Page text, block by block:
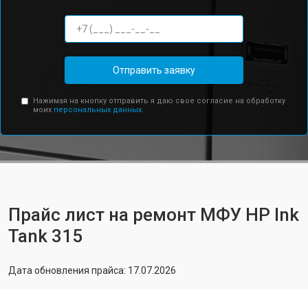
Отправить заявку
Нажимая на кнопку отправить я даю свое согласие на обработку
моих персональных данных.
Прайс лист на ремонт МФУ HP Ink
Tank 315
Дата обновления прайса: 17.07.2026